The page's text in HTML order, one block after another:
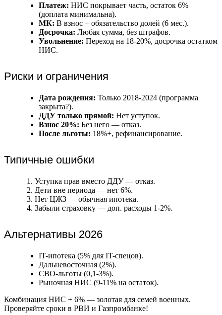
Платеж: НИС покрывает часть, остаток 6%
(доплата минимальна).
МК: В взнос + обязательство долей (6 мес.).
Досрочка: Любая сумма, без штрафов.
Увольнение: Переход на 18-20%, досрочка остатком
НИС.
Риски и ограничения
Дата рождения: Только 2018-2024 (программа
закрыта?).
ДДУ только прямой: Нет уступок.
Взнос 20%: Без него — отказ.
После льготы: 18%+, рефинансирование.
Типичные ошибки
Уступка прав вместо ДДУ — отказ.
Дети вне периода — нет 6%.
Нет ЦЖЗ — обычная ипотека.
Забыли страховку — доп. расходы 1-2%.
Альтернативы 2026
IT-ипотека (5% для IT-спецов).
Дальневосточная (2%).
СВО-льготы (0,1-3%).
Рыночная НИС (9-11% на остаток).
Комбинация НИС + 6% — золотая для семей военных.
Проверяйте сроки в РВИ и Газпромбанке!